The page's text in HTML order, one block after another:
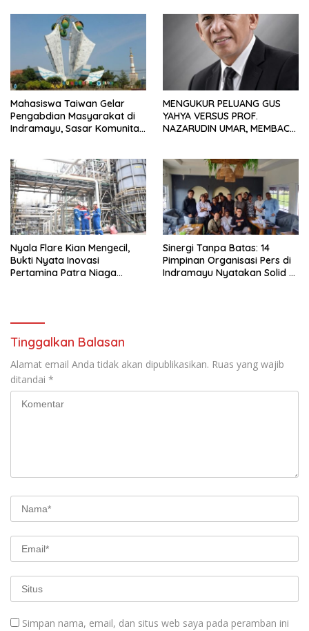
Mahasiswa Taiwan Gelar
Pengabdian Masyarakat di
Indramayu, Sasar Komunitas
MENGUKUR PELUANG GUS
YAHYA VERSUS PROF.
NAZARUDIN UMAR, MEMBACA
Nyala Flare Kian Mengecil,
Bukti Nyata Inovasi
Pertamina Patra Niaga
Sinergi Tanpa Batas: 14
Pimpinan Organisasi Pers di
Indramayu Nyatakan Solid di
Tinggalkan Balasan
Alamat email Anda tidak akan dipublikasikan. Ruas yang wajib
ditandai *
Simpan nama, email, dan situs web saya pada peramban ini